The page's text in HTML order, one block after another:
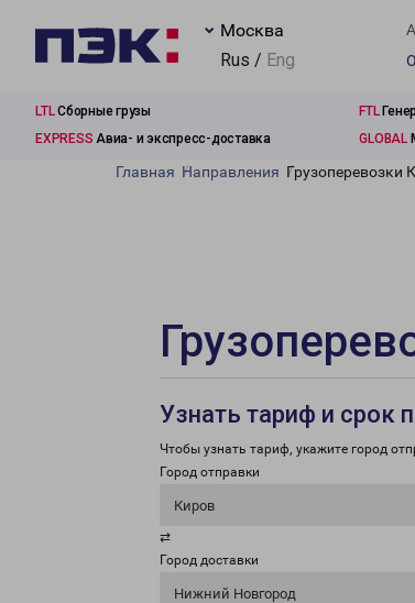
Москва
Rus / Eng
LTLСборные грузы FTL
EXPRESS Авиа- и экспресс-доставка GLOBAL
Главная Направления Грузоперевозки
Узнать тариф и срок
Чтобы узнать тариф, укажите город
Город отправки
Киров
⇄
Город доставки
Нижний Новгород